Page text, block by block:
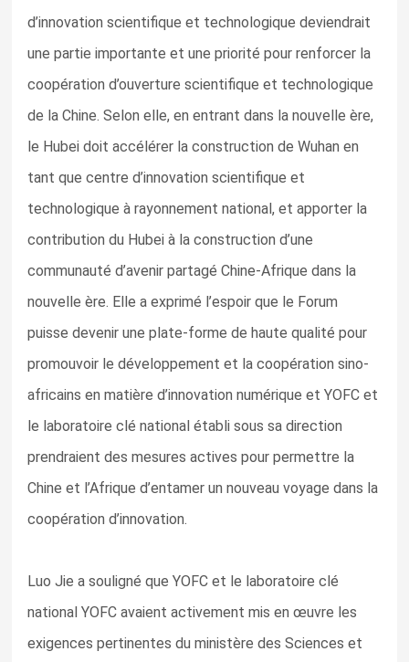
d’innovation scientifique et technologique deviendrait
une partie importante et une priorité pour renforcer la
coopération d’ouverture scientifique et technologique
de la Chine. Selon elle, en entrant dans la nouvelle ère,
le Hubei doit accélérer la construction de Wuhan en
tant que centre d’innovation scientifique et
technologique à rayonnement national, et apporter la
contribution du Hubei à la construction d’une
communauté d’avenir partagé Chine-Afrique dans la
nouvelle ère. Elle a exprimé l’espoir que le Forum
puisse devenir une plate-forme de haute qualité pour
promouvoir le développement et la coopération sino-
africains en matière d’innovation numérique et YOFC et
le laboratoire clé national établi sous sa direction
prendraient des mesures actives pour permettre la
Chine et l’Afrique d’entamer un nouveau voyage dans la
coopération d’innovation.
Luo Jie a souligné que YOFC et le laboratoire clé
national YOFC avaient activement mis en œuvre les
exigences pertinentes du ministère des Sciences et